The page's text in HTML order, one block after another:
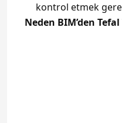
kontrol etmek
Neden BIM’den